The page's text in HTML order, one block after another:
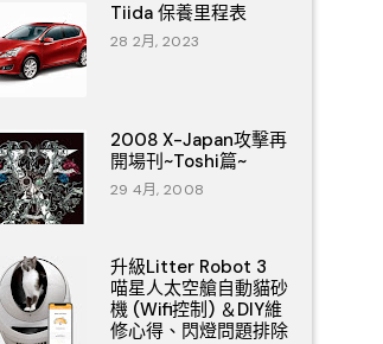
Tiida 保養里程表
28 2月, 2023
2008 X-Japan攻擊再
開場刊~Toshi篇~
29 4月, 2008
升級Litter Robot 3
喵星人太空艙自動貓砂
機 (Wifi控制) ＆DIY維
修心得、閃燈問題排除